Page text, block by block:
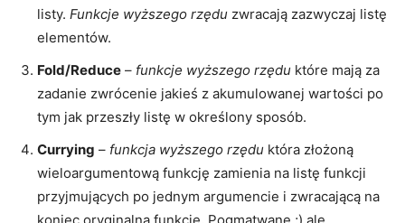
listy. Funkcje wyższego rzędu zwracają zazwyczaj listę
elementów.
Fold/Reduce – funkcje wyższego rzędu które mają za
zadanie zwrócenie jakieś z akumulowanej wartości po
tym jak przeszły listę w określony sposób.
Currying – funkcja wyższego rzędu która złożoną
wieloargumentową funkcję zamienia na listę funkcji
przyjmujących po jednym argumencie i zwracającą na